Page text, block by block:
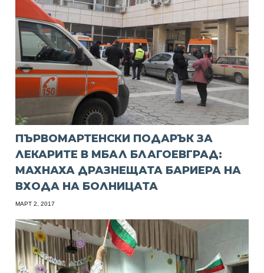
ПЪРВОМАРТЕНСКИ ПОДАРЪК ЗА
ЛЕКАРИТЕ В МБАЛ БЛАГОЕВГРАД:
МАХНАХА ДРАЗНЕЩАТА БАРИЕРА НА
ВХОДА НА БОЛНИЦАТА
МАРТ 2, 2017